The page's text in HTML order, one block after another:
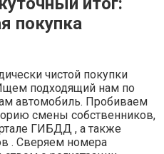
покупка
чистой покупки
подходящий нам по
автомобиль. Пробиваем
смены собственников,
ГИБДД , а также
. Сверяем номера